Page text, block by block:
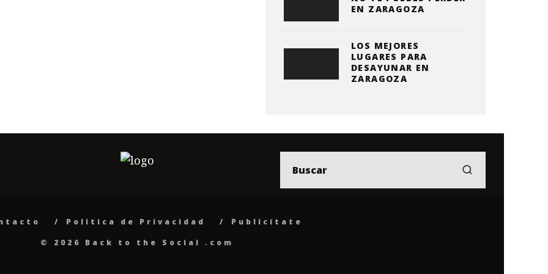
EN ZARAGOZA
LOS MEJORES
LUGARES PARA
DESAYUNAR EN
ZARAGOZA
Politica de Privacidad
Publicítate
© 2026 Back to the Social .com